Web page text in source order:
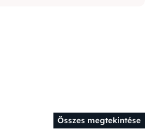
Összes megtekintése